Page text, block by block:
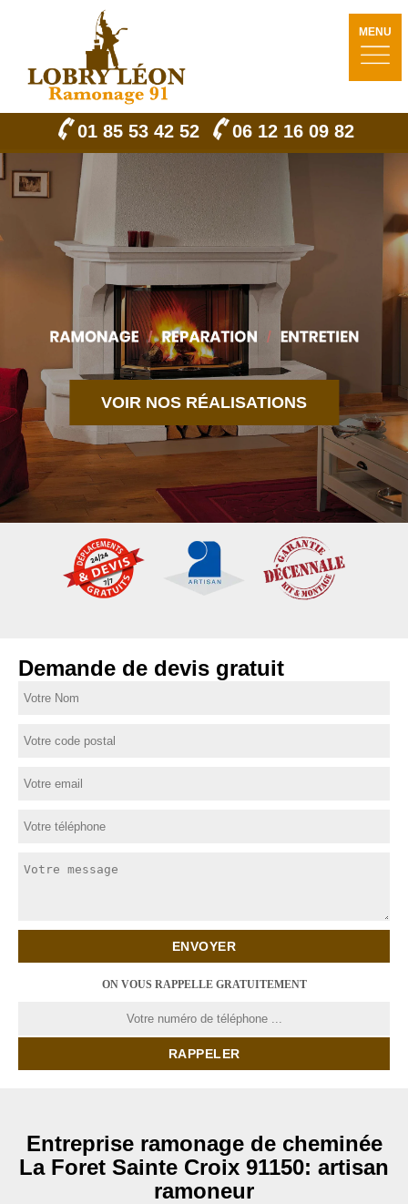
MENU
01 85 53 42 52 06 12 16 09 82
VOIR NOS RÉALISATIONS
Demande de devis gratuit
ON VOUS RAPPELLE GRATUITEMENT
Entreprise ramonage de cheminée
La Foret Sainte Croix 91150: artisan
ramoneur